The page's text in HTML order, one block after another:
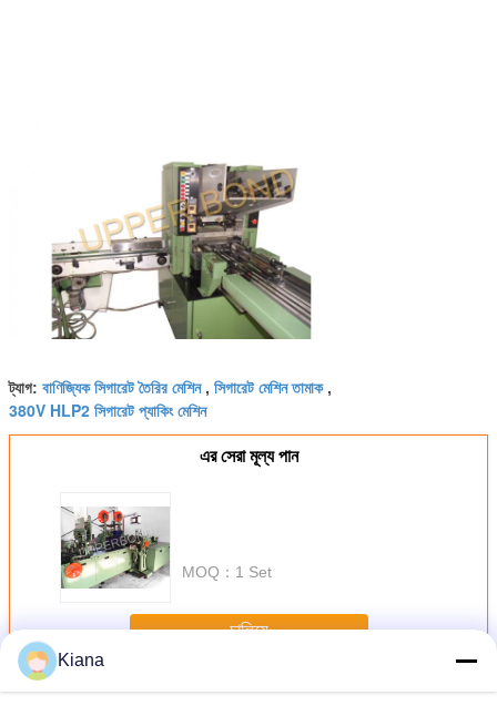
ট্যাগ: বাণিজ্যিক সিগারেট তৈরির মেশিন, সিগারেট মেশিন তামাক,
380V HLP2 সিগারেট প্যাকিং মেশিন
এর সেরা মূল্য পান
MOQ： 1 Set
চালিয়ে
অধিকসিগারেট প্যাকিং মেশিন
Kiana